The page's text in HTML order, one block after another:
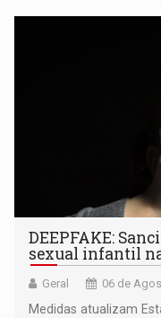
DEEPFAKE:
sexual infantil
Geral 06 de
Medidas atualizam